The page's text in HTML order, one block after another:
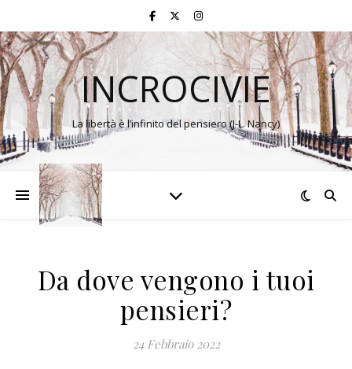
INCROCIVIE
La libertà è l’infinito del pensiero (J-L. Nancy)
Da dove vengono i tuoi
pensieri?
24 Febbraio 2022